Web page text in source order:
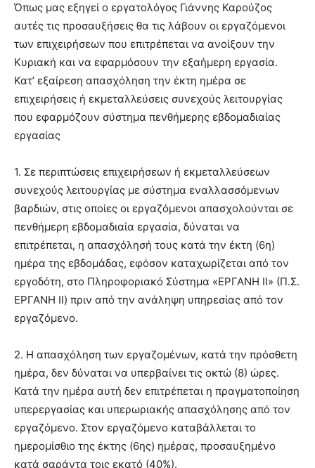
Όπως μας εξηγεί ο εργατολόγος Γιάννης Καρούζος
αυτές τις προσαυξήσεις θα τις λάβουν οι εργαζόμενοι
των επιχειρήσεων που επιτρέπεται να ανοίξουν την
Κυριακή και να εφαρμόσουν την εξαήμερη εργασία.
Κατ’ εξαίρεση απασχόληση την έκτη ημέρα σε
επιχειρήσεις ή εκμεταλλεύσεις συνεχούς λειτουργίας
που εφαρμόζουν σύστημα πενθήμερης εβδομαδιαίας
εργασίας
1. Σε περιπτώσεις επιχειρήσεων ή εκμεταλλεύσεων
συνεχούς λειτουργίας με σύστημα εναλλασσόμενων
βαρδιών, στις οποίες οι εργαζόμενοι απασχολούνται σε
πενθήμερη εβδομαδιαία εργασία, δύναται να
επιτρέπεται, η απασχόλησή τους κατά την έκτη (6η)
ημέρα της εβδομάδας, εφόσον καταχωρίζεται από τον
εργοδότη, στο Πληροφοριακό Σύστημα «ΕΡΓΑΝΗ ΙΙ» (Π.Σ.
ΕΡΓΑΝΗ ΙΙ) πριν από την ανάληψη υπηρεσίας από τον
εργαζόμενο.
2. Η απασχόληση των εργαζομένων, κατά την πρόσθετη
ημέρα, δεν δύναται να υπερβαίνει τις οκτώ (8) ώρες.
Κατά την ημέρα αυτή δεν επιτρέπεται η πραγματοποίηση
υπερεργασίας και υπερωριακής απασχόλησης από τον
εργαζόμενο. Στον εργαζόμενο καταβάλλεται το
ημερομίσθιο της έκτης (6ης) ημέρας, προσαυξημένο
κατά σαράντα τοις εκατό (40%).